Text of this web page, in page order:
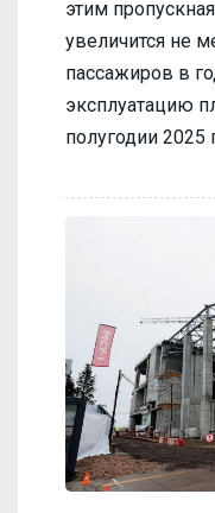
этим
увеличится не
пассажиров в
эксплуатацию
полугодии 2025